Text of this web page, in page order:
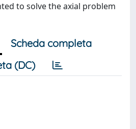
to solve the axial problem
Scheda completa
(DC)